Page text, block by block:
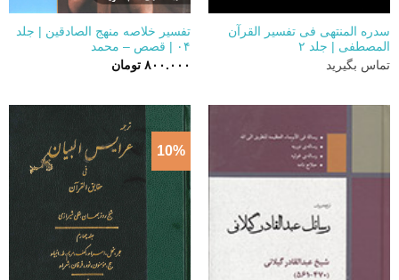
سدره المنتهی فی تفسیر القرآن
المصطفی | جلد ۲
تماس بگیرید
تفسیر خلاصه منهج الصادقین | جلد
۰۴ | قصص – محمد
۸۰۰.۰۰۰ تومان
10%